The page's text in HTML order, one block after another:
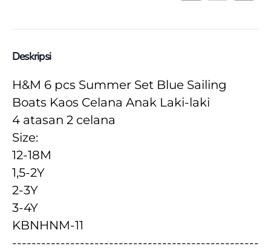
Deskripsi
H&M 6 pcs Summer Set Blue Sailing
Boats Kaos Celana Anak Laki-laki
4 atasan 2 celana
Size:
12-18M
1,5-2Y
2-3Y
3-4Y
KBNHNM-11
---------------------------------------------------